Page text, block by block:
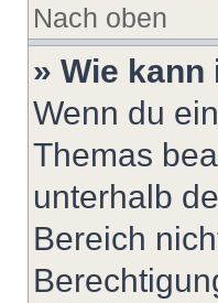
Nach oben
» Wie
Wenn du
Themas
unterhalb
Bereich